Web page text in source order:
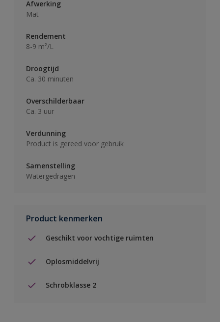
Afwerking
Mat
Rendement
8-9 m²/L
Droogtijd
Ca. 30 minuten
Overschilderbaar
Ca. 3 uur
Verdunning
Product is gereed voor gebruik
Samenstelling
Watergedragen
Product kenmerken
Geschikt voor vochtige ruimten
Oplosmiddelvrij
Schrobklasse 2